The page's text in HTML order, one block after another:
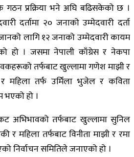
गठन प्रक्रिया भने अघि बढिसकेको छ ।
दर्तामा २० जनाको उम्मेदवारी दर्ता
लागि १२ जनाको उम्मेदवारी कायम
हो । जसमा नेपाली काँग्रेस र नेकपा
तर्फबाट खुल्लामा गणेश माझी र
महिला तर्फ उर्मिला भुजेल र कविता
हो ।
अभिभावको तर्फबाट खुल्लामा सुनिल
र महिला तर्फबाट विनीता माझी र रमा
निर्वाचन समितिले जनाएको हो ।